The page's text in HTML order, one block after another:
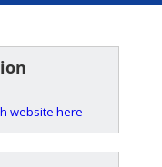
website here